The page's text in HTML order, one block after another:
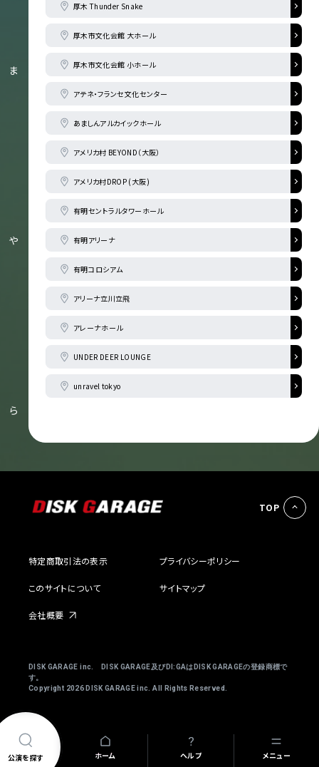
公演を探す ホーム ヘルプ メニュー
ま
や
ら
厚木 Thunder Snake
厚木市文化会館 大ホール
厚木市文化会館 小ホール
アテネ・フランセ文化センター
あましんアルカイックホール
アメリカ村 BEYOND（大阪）
アメリカ村DROP (大阪)
有明セントラルタワーホール
有明アリーナ
有明コロシアム
アリーナ立川立飛
アレーナホール
UNDER DEER LOUNGE
unravel tokyo
TOP
特定商取引法の表示 プライバシーポリシー
このサイトについて サイトマップ
会社概要
DISK GARAGE inc. DISK GARAGE及びDI:GAはDISK GARAGEの登録商標で
す。
Copyright 2026 DISK GARAGE inc. All Rights Reserved.